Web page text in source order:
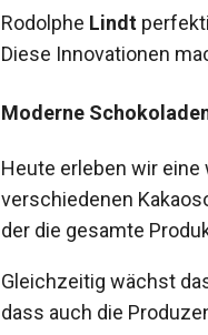
Rodolphe Lindt
Diese Innovationen
Moderne
Heute erleben wir
verschiedenen
der die gesamte
Gleichzeitig wächst
dass auch die